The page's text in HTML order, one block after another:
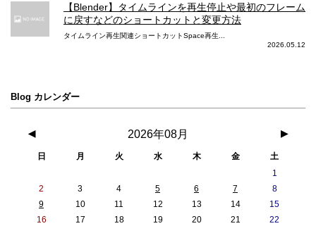
080p、720p）
動画フロントカメラ ズーム
動画フロントカメラ タイムラプスビデオ
動画フロントカメラ タイムラプスナイトモード
あり
【Blender】タイムラインを再生停止や最初のフレーム
に戻すなどのショートカットと変更方法
タイムライン再生関連ショートカットSpace再生...
2026.05.12
Blog カレンダー
2026年08月
◀ ▶
日 月 火 水 木 金
土
1
2
3 4 5 6 7
8
9
10 11 12 13 14
15
16
17 18 19 20 21
22